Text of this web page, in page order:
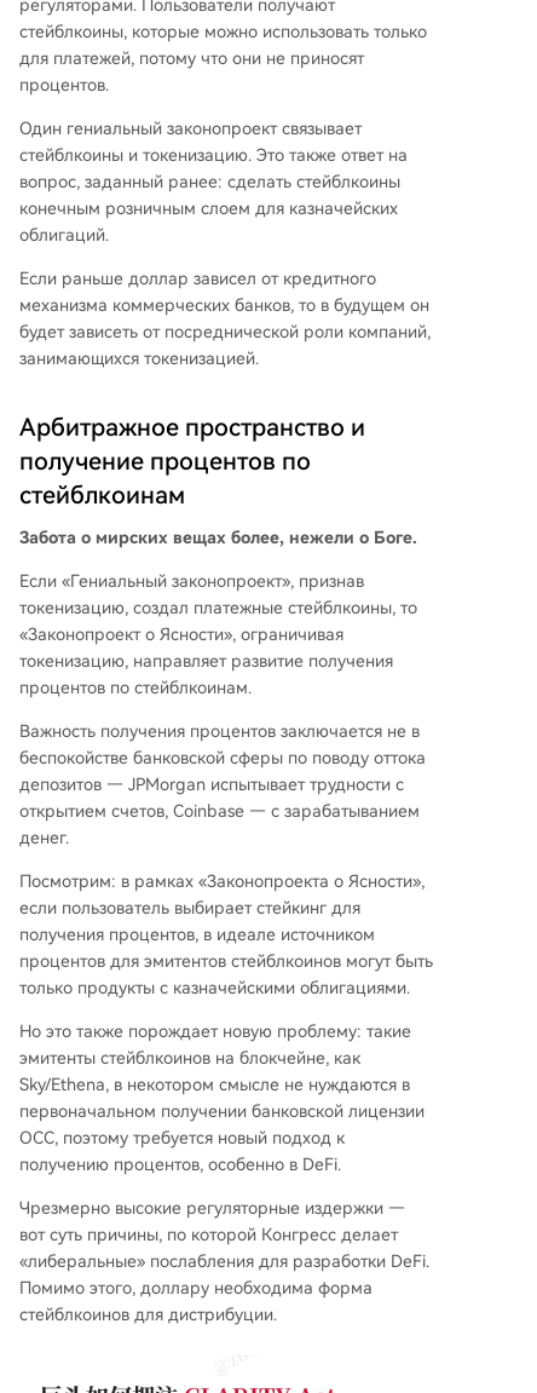
регуляторами. Пользователи получают
стейблкоины, которые можно использовать только
для платежей, потому что они не приносят
процентов.
Один гениальный законопроект связывает
стейблкоины и токенизацию. Это также ответ на
вопрос, заданный ранее: сделать стейблкоины
конечным розничным слоем для казначейских
облигаций.
Если раньше доллар зависел от кредитного
механизма коммерческих банков, то в будущем он
будет зависеть от посреднической роли компаний,
занимающихся токенизацией.
Арбитражное пространство и
получение процентов по
стейблкоинам
Забота о мирских вещах более, нежели о Боге.
Если «Гениальный законопроект», признав
токенизацию, создал платежные стейблкоины, то
«Законопроект о Ясности», ограничивая
токенизацию, направляет развитие получения
процентов по стейблкоинам.
Важность получения процентов заключается не в
беспокойстве банковской сферы по поводу оттока
депозитов — JPMorgan испытывает трудности с
открытием счетов, Coinbase — с зарабатыванием
денег.
Посмотрим: в рамках «Законопроекта о Ясности»,
если пользователь выбирает стейкинг для
получения процентов, в идеале источником
процентов для эмитентов стейблкоинов могут быть
только продукты с казначейскими облигациями.
Но это также порождает новую проблему: такие
эмитенты стейблкоинов на блокчейне, как
Sky/Ethena, в некотором смысле не нуждаются в
первоначальном получении банковской лицензии
OCC, поэтому требуется новый подход к
получению процентов, особенно в DeFi.
Чрезмерно высокие регуляторные издержки —
вот суть причины, по которой Конгресс делает
«либеральные» послабления для разработки DeFi.
Помимо этого, доллару необходима форма
стейблкоинов для дистрибуции.